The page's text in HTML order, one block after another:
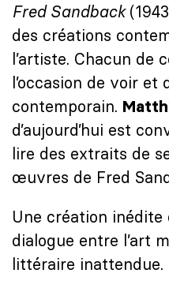
Fred Sandback
des créations
l’artiste. Chacun de
l’occasion de voir et
contemporain.
d’aujourd’hui est
lire des extraits de
œuvres de Fred
Une création
dialogue entre l’art
littéraire inattendue.